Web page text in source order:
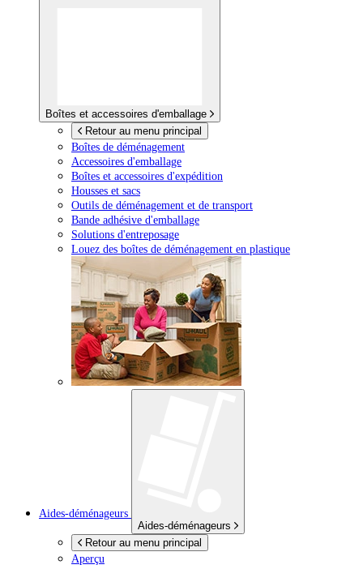
Boîtes et accessoires d'emballage
Retour au menu principal
Boîtes de déménagement
Accessoires d'emballage
Boîtes et accessoires d'expédition
Housses et sacs
Outils de déménagement et de transport
Bande adhésive d'emballage
Solutions d'entreposage
Louez des boîtes de déménagement en plastique
Aides-déménageurs
Aides-déménageurs
Retour au menu principal
Aperçu